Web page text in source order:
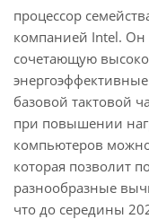
процессор
компанией Intel. Он
сочетающую
базовой тактовой
при повышении
компьютеров
которая позволит
разнообразные
что до середины